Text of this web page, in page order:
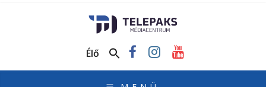
Médiacentrum
Élő